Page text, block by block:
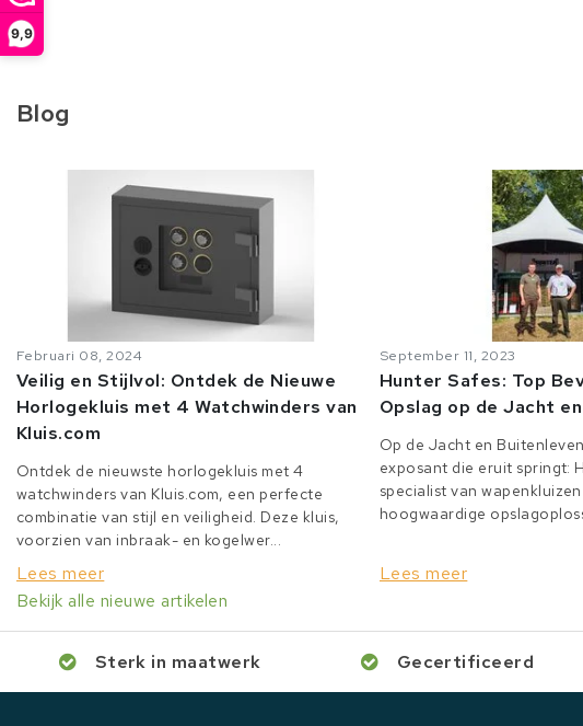
9,9
Blog
Februari 08, 2024
Veilig en Stijlvol: Ontdek de Nieuwe
Horlogekluis met 4 Watchwinders van
Kluis.com
Ontdek de nieuwste horlogekluis met 4
watchwinders van Kluis.com, een perfecte
combinatie van stijl en veiligheid. Deze kluis,
voorzien van inbraak- en kogelwer...
Lees meer
September 11, 2023
Hunter Safes: Top
Opslag op de Jacht
Op de Jacht en
exposant die eruit springt:
specialist van
hoogwaardige
Lees meer
Bekijk alle nieuwe artikelen
Sterk in maatwerk Gecertificeerd